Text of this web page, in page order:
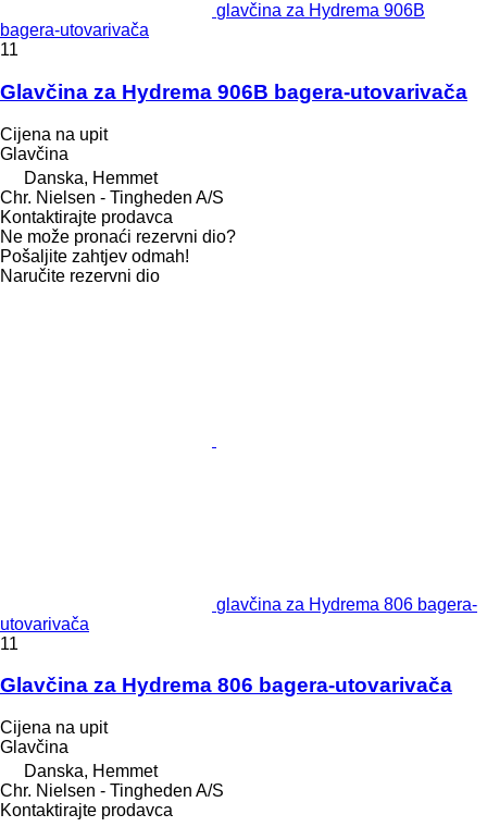
glavčina za Hydrema 906B
bagerа-utovarivačа
11
Glavčina za Hydrema 906B bagera-utovarivača
Cijena na upit
Glavčina
Danska, Hemmet
Chr. Nielsen - Tingheden A/S
Kontaktirajte prodavca
Ne može pronaći rezervni dio?
Pošaljite zahtjev odmah!
Naručite rezervni dio
glavčina za Hydrema 806 bagerа-
utovarivačа
11
Glavčina za Hydrema 806 bagera-utovarivača
Cijena na upit
Glavčina
Danska, Hemmet
Chr. Nielsen - Tingheden A/S
Kontaktirajte prodavca